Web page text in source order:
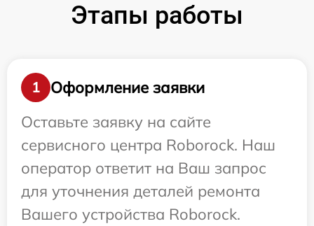
Этапы работы
1
Оформление заявки
Оставьте заявку на сайте
сервисного центра Roborock. Наш
оператор ответит на Ваш запрос
для уточнения деталей ремонта
Вашего устройства Roborock.